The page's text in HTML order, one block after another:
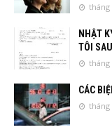
tháng
NHẬT
TÔI
tháng
CÁC
tháng